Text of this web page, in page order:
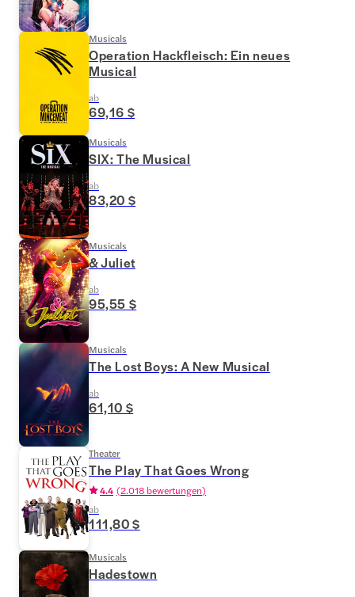
Musicals
Operation Hackfleisch: Ein neues
Musical
ab
69,16 $
Musicals
SIX: The Musical
ab
83,20 $
Musicals
& Juliet
ab
95,55 $
Musicals
The Lost Boys: A New Musical
ab
61,10 $
Theater
The Play That Goes Wrong
4.4 (2.018 bewertungen)
ab
111,80 $
Musicals
Hadestown